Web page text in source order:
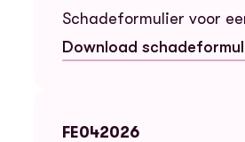
Schadeformulier voor
Download
— Schadeformulier
FE042026